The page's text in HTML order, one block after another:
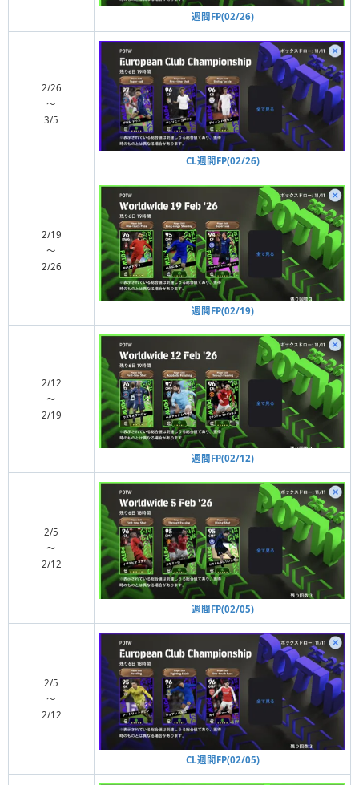
週間FP(02/26)
2/26
〜
3/5
CL週間FP(02/26)
2/19
〜
2/26
週間FP(02/19)
2/12
〜
2/19
週間FP(02/12)
2/5
〜
2/12
週間FP(02/05)
2/5
〜
2/12
CL週間FP(02/05)